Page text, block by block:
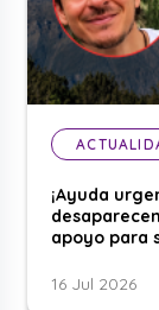
¡Ayuda
apoyo para
16 Jul 2026